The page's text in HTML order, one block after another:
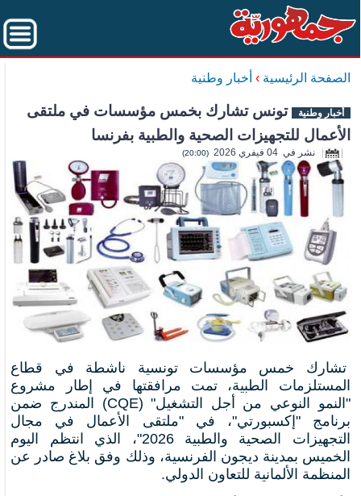
الصفحة الرئيسية › أخبار وطنية
أخبار وطنية تونس تشارك بخمس مؤسسات في ملتقى
الأعمال للتجهيزات الصحية والطبية بفرنسا
نشر في 04 فيفري 2026 (20:00)
تشارك خمس مؤسسات تونسية ناشطة في قطاع
المستلزمات الطبية، تمت مرافقتها في إطار مشروع
"النمو النوعي من أجل التشغيل" (CQE) المندرج ضمن
برنامج "إكسبورتي"، في "ملتقى الأعمال في مجال
التجهيزات الصحية والطبية 2026"، الذي انتظم اليوم
الخميس بمدينة ديجون الفرنسية، وذلك وفق بلاغ صادر عن
المنظمة الألمانية للتعاون الدولي.